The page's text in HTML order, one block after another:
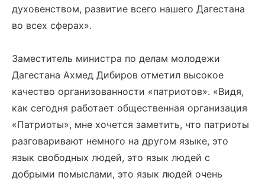
духовенством, развитие всего нашего Дагестана
во всех сферах».
Заместитель министра по делам молодежи
Дагестана Ахмед Дибиров отметил высокое
качество организованности «патриотов». «Видя,
как сегодня работает общественная организация
«Патриоты», мне хочется заметить, что патриоты
разговаривают немного на другом языке, это
язык свободных людей, это язык людей с
добрыми помыслами, это язык людей очень